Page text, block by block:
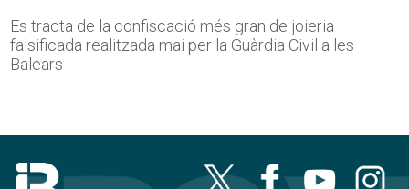
Es tracta de la confiscació més gran de joieria
falsificada realitzada mai per la Guàrdia Civil a les
Balears